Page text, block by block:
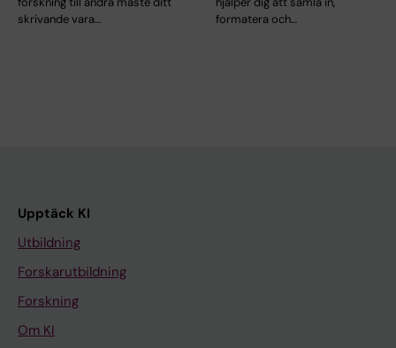
skrivande vara…
formatera och…
Upptäck KI
Utbildning
Forskarutbildning
Forskning
Om KI